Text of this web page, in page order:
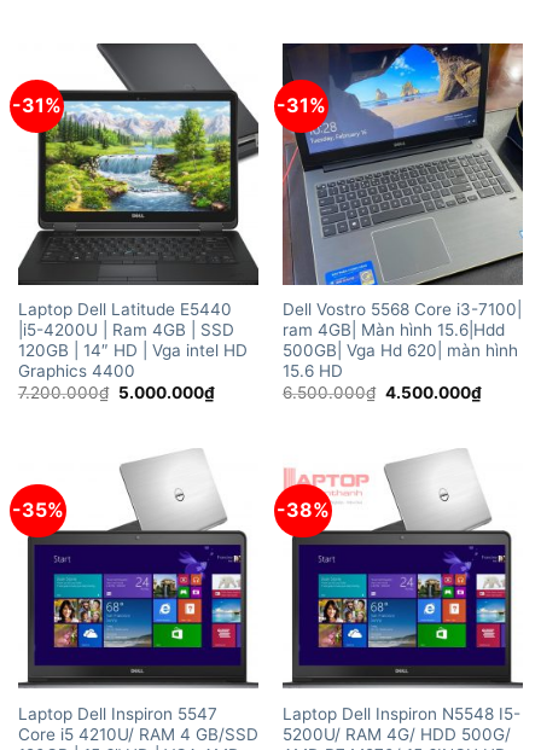
-31%
Laptop Dell Latitude E5440
|i5-4200U | Ram 4GB | SSD
120GB | 14″ HD | Vga intel HD
Graphics 4400
7.200.000₫ Giá
5.000.000₫Giá
hiện
-31%
Dell Vostro 5568 Core i3-7100|
ram 4GB| Màn hình 15.6|Hdd
500GB| Vga Hd 620| màn hình
15.6 HD
6.500.000₫ Giá
4.500.000₫Giá
hiện
-35%
Laptop Dell Inspiron 5547
Core i5 4210U/ RAM 4 GB/SSD
-38%
Laptop Dell Inspiron N5548 I5-
5200U/ RAM 4G/ HDD 500G/